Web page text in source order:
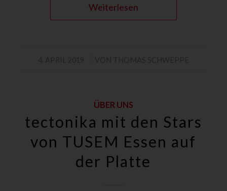
Weiterlesen
ÜBER UNS
tectonika mit den Stars
von TUSEM Essen auf
der Platte